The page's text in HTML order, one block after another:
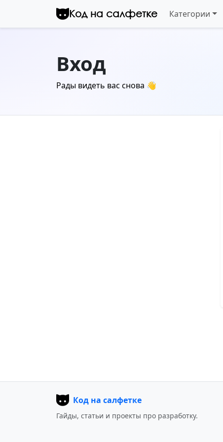
Перейти к контенту
Код на салфетке Категории
Вход
Рады видеть вас снова 👋
Код на салфетке
Гайды, статьи и проекты про разработку.